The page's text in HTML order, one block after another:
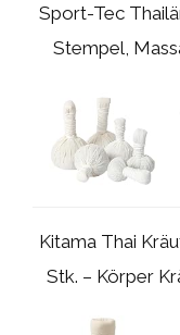
Sport-Tec
Stempel,
Kitama Thai
Stk. – Körper